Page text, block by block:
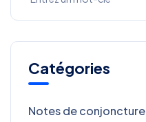
Catégories
Notes de conjoncture